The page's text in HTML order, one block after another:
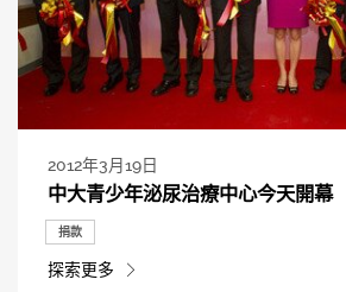
2012年3月19日
中大青少年泌尿治療中心今天開幕
捐款
探索更多